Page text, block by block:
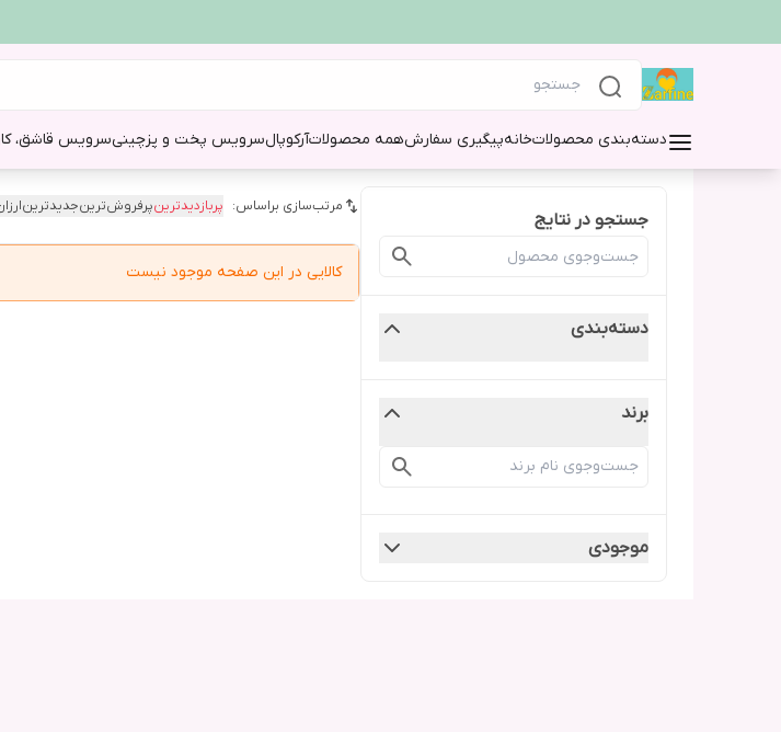
دسته‌بندی محصولاتخانهپیگیری سفارشهمه محصولاتآرکوپالسرویس پخت و پزچینیسرویس قاشق،
جستجو در نتایج
دسته‌بندی
برند
موجودی
مرتب‌سازی براساس: پربازدیدترینپرفروش‌ترینجدیدترین
کالایی در این صفحه موجود نیست